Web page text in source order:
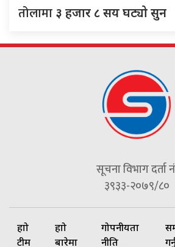
तोलामा ३ हजार ८ सय घट्यो सुन
सूचना विभाग दर्ता
३९३३-२०७९/८०
हाम्रो
टीम
हाम्रो
बारेमा
गोपनीयता
नीति